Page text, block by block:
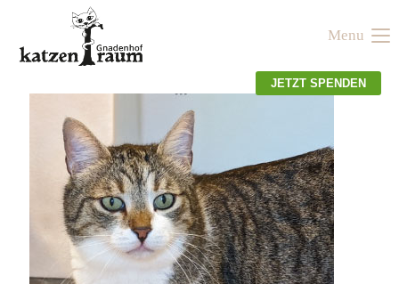
Der Eintrag "offcanvas-col1" existiert leider nicht.
Der Eintrag "offcanvas-col2" existiert leider nicht.
Der Eintrag "offcanvas-col3" existiert leider nicht.
Der Eintrag "offcanvas-col4" existiert leider nicht.
Menu
JETZT SPENDEN